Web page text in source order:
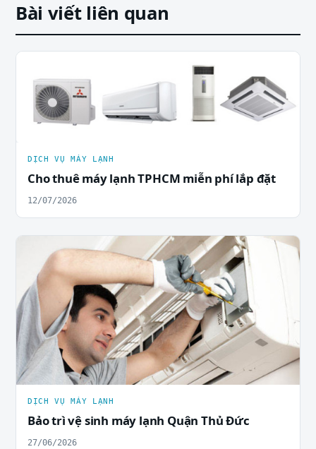
Bài viết liên quan
DỊCH VỤ MÁY LẠNH
Cho thuê máy lạnh TPHCM miễn phí lắp đặt
12/07/2026
DỊCH VỤ MÁY LẠNH
Bảo trì vệ sinh máy lạnh Quận Thủ Đức
27/06/2026